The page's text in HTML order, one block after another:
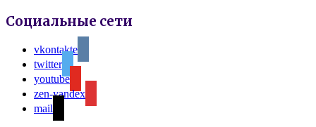
Социальные сети
vkontakte
twitter
youtube
zen-yandex
mail